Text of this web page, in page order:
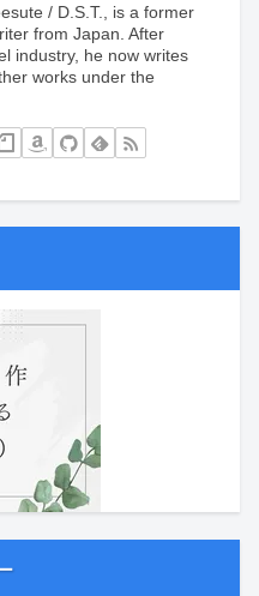
/ D.S.T., is a former
from Japan. After
industry, he now writes
works under the